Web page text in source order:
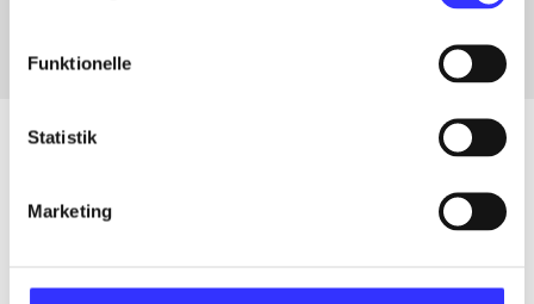
Funktionelle
Statistik
Marketing
Artikler